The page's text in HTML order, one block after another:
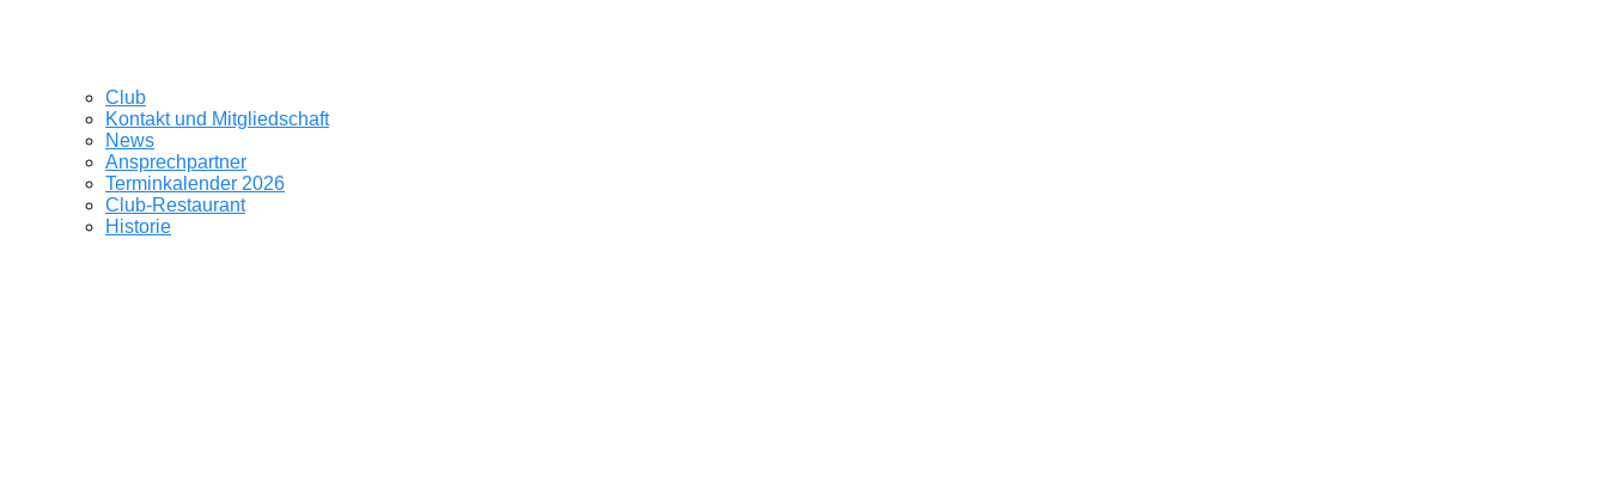
Club
Kontakt und Mitgliedschaft
News
Ansprechpartner
Terminkalender 2026
Club-Restaurant
Historie